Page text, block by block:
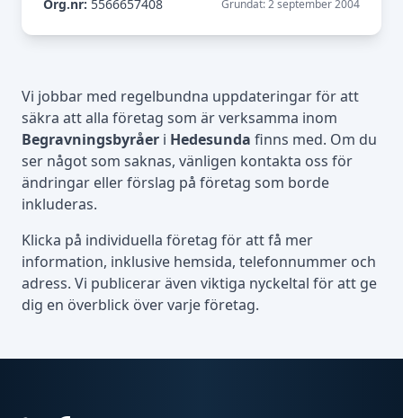
Org.nr: 5566657408 Grundat: 2 september 2004
Vi jobbar med regelbundna uppdateringar för att
säkra att alla företag som är verksamma inom
Begravningsbyråer i Hedesunda finns med. Om du
ser något som saknas, vänligen kontakta oss för
ändringar eller förslag på företag som borde
inkluderas.
Klicka på individuella företag för att få mer
information, inklusive hemsida, telefonnummer och
adress. Vi publicerar även viktiga nyckeltal för att ge
dig en överblick över varje företag.